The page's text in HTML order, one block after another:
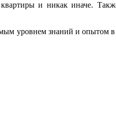
и никак иначе.
уровнем знаний и опытом